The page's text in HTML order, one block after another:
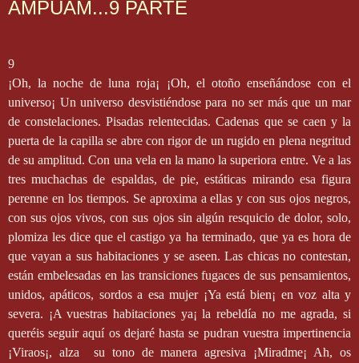
AMPUAM...9 PARTE
9
¡Oh, la noche de luna roja¡ ¡Oh, el otoño enseñándose con el
universo¡ Un universo desvistiéndose para no ser más que un mar
de constelaciones. Pisadas relentecidas. Cadenas que se caen y la
puerta de la capilla se abre con rigor de un rugido en plena negritud
de su amplitud. Con una vela en la mano la superiora entre. Ve a las
tres muchachas de espaldas, de pie, estáticas mirando esa figura
perenne en los tiempos. Se aproxima a ellas y con sus ojos negros,
con sus ojos vivos, con sus ojos sin algún resquicio de dolor, solo,
plomiza les dice que el castigo ya ha terminado, que ya es hora de
que vayan a sus habitaciones y se aseen. Las chicas no contestan,
están embelesadas en las transiciones fugaces de sus pensamientos,
unidos, apáticos, sordos a esa mujer ¡Ya está bien¡ en voz alta y
severa. ¡A vuestras habitaciones ya¡ la rebeldía no me agrada, si
queréis seguir aquí os dejaré hasta se pudran vuestra impertinencia
¡Viraos¡, alza
su tono de manera agresiva ¡Miradme¡ Ah, os